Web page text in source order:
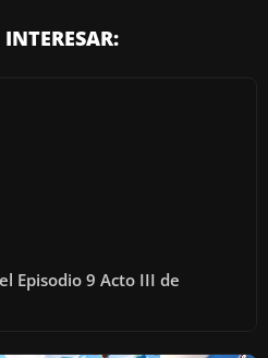
Episodio 9 Acto III de